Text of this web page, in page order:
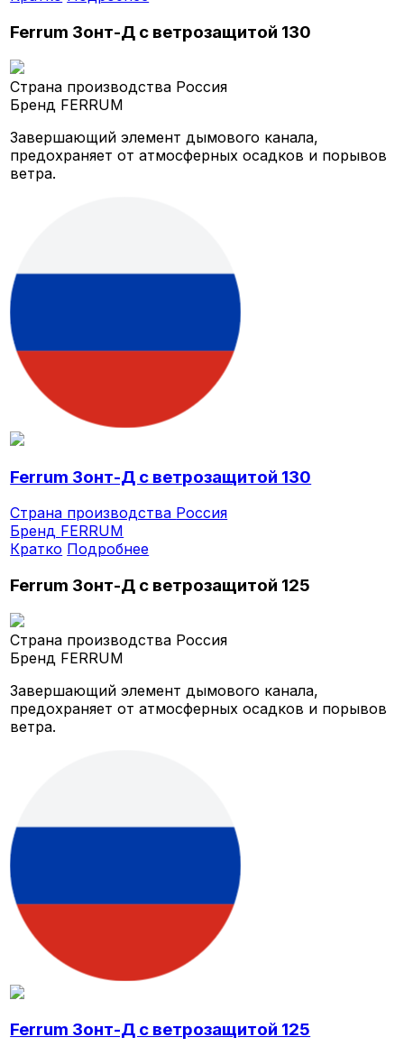
Ferrum Зонт-Д с ветрозащитой 130
Страна производства Россия
Бренд FERRUM
Завершающий элемент дымового канала,
предохраняет от атмосферных осадков и порывов
ветра.
Ferrum Зонт-Д с ветрозащитой 130
Страна производства Россия
Бренд FERRUM
Кратко Подробнее
Ferrum Зонт-Д с ветрозащитой 125
Страна производства Россия
Бренд FERRUM
Завершающий элемент дымового канала,
предохраняет от атмосферных осадков и порывов
ветра.
Ferrum Зонт-Д с ветрозащитой 125